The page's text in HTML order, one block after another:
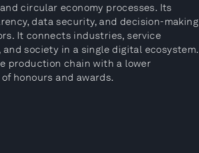
circular economy processes. Its
data security, and decision-making
It connects industries, service
society in a single digital ecosystem.
production chain with a lower
honours and awards.